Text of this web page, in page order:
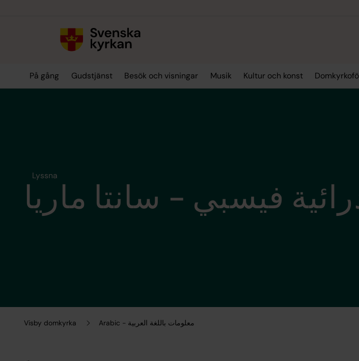
På gång Gudstjänst Besök och visningar Musik Kultur och konst
Visby domkyrka Arabic - معلومات باللغة العربية
Lyssna
فيسبي - سانتا ماريا